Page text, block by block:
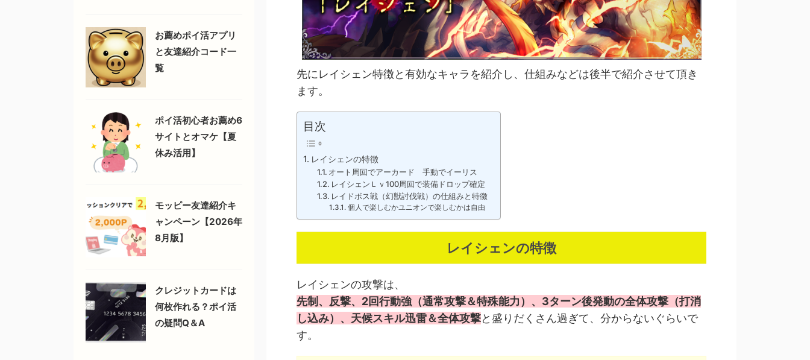
先にレイシェン特徴と有効なキャラを紹介し、仕組みなどは後半で紹介させて頂き
ます。
目次
レイシェンの特徴
オート周回でアーカード 手動でイーリス
レイシェンＬｖ100周回で装備ドロップ確定
レイドボス戦（幻獣討伐戦）の仕組みと特徴
個人で楽しむかユニオンで楽しむかは自由
レイシェンの特徴
レイシェンの攻撃は、
先制、反撃、2回行動強（通常攻撃＆特殊能力）、3ターン後発動の全体攻撃（打消
し込み）、天候スキル迅雷＆全体攻撃と盛りだくさん過ぎて、分からないぐらいで
す。
お薦めポイ活アプリ
と友達紹介コード一
覧
ポイ活初心者お薦め6
サイトとオマケ【夏
休み活用】
モッピー友達紹介キ
ャンペーン【2026年
8月版】
クレジットカードは
何枚作れる？ポイ活
の疑問Q＆A